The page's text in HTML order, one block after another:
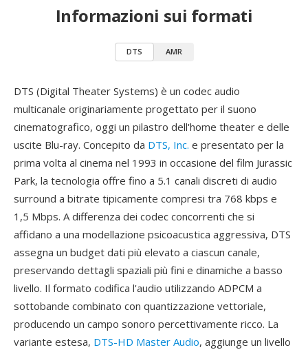
Informazioni sui formati
DTS AMR
DTS (Digital Theater Systems) è un codec audio
multicanale originariamente progettato per il suono
cinematografico, oggi un pilastro dell'home theater e delle
uscite Blu-ray. Concepito da DTS, Inc. e presentato per la
prima volta al cinema nel 1993 in occasione del film Jurassic
Park, la tecnologia offre fino a 5.1 canali discreti di audio
surround a bitrate tipicamente compresi tra 768 kbps e
1,5 Mbps. A differenza dei codec concorrenti che si
affidano a una modellazione psicoacustica aggressiva, DTS
assegna un budget dati più elevato a ciascun canale,
preservando dettagli spaziali più fini e dinamiche a basso
livello. Il formato codifica l'audio utilizzando ADPCM a
sottobande combinato con quantizzazione vettoriale,
producendo un campo sonoro percettivamente ricco. La
variante estesa, DTS-HD Master Audio, aggiunge un livello